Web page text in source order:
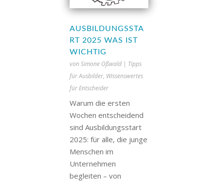
AUSBILDUNGSSTA
RT 2025 WAS IST
WICHTIG
von Simone Oßwald| Tipps
für Ausbilder, Wissenswertes
für Entscheider
Warum die ersten
Wochen entscheidend
sind Ausbildungsstart
2025: für alle, die junge
Menschen im
Unternehmen
begleiten – von